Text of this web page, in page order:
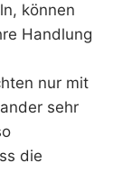
können
Handlung
nur mit
sehr
die